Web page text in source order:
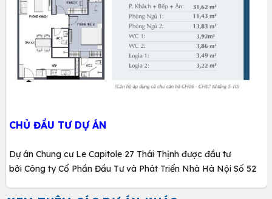
CHỦ ĐẦU TƯ DỰ ÁN
Dự án Chung cư Le Capitole 27 Thái Thịnh được đầu tư
bởi Công ty Cổ Phần Đầu Tư và Phát Triển Nhà Hà Nội Số 52